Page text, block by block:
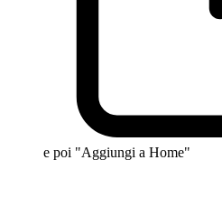
e poi "Aggiungi a Home"